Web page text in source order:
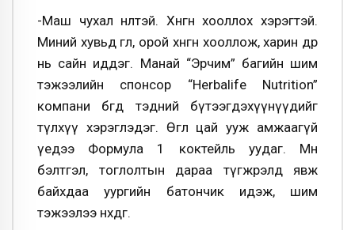
-Маш чухал нөлөөтэй. Хөнгөн хооллох хэрэгтэй.
Миний хувьд өглөө, орой хөнгөн хооллож, харин өдөр
нь сайн иддэг. Манай “Эрчим” багийн шим
тэжээлийн спонсор “Herbalife Nutrition”
компани бөгөөд тэдний бүтээгдэхүүнүүдийг
түлхүү хэрэглэдэг. Өглөө цай ууж амжаагүй
үедээ Формула 1 коктейль уудаг. Мөн
бэлтгэл, тоглолтын дараа түгжрэлд явж
байхдаа уургийн батончик идэж, шим
тэжээлээ нөхдөг.